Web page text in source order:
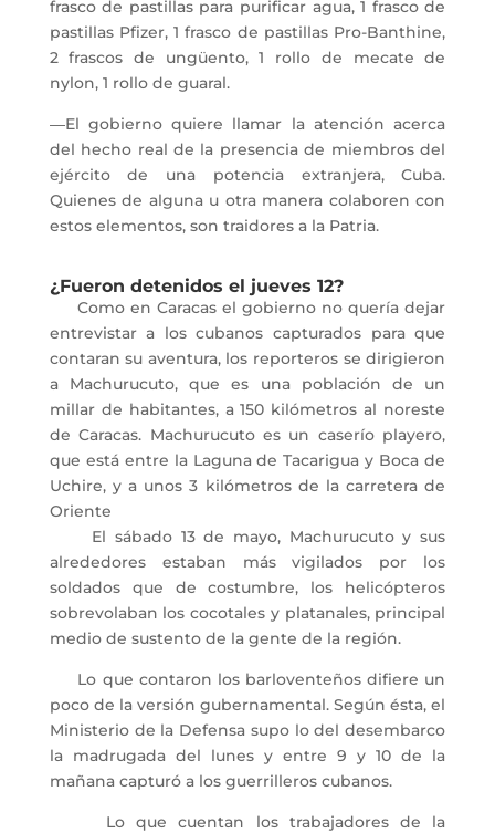
frasco de pastillas para purificar agua, 1 frasco de
pastillas Pfizer, 1 frasco de pastillas Pro-Banthine,
2 frascos de ungüento, 1 rollo de mecate de
nylon, 1 rollo de guaral.
―El gobierno quiere llamar la atención acerca
del hecho real de la presencia de miembros del
ejército de una potencia extranjera, Cuba.
Quienes de alguna u otra manera colaboren con
estos elementos, son traidores a la Patria.
¿Fueron detenidos el jueves 12?
Como en Caracas el gobierno no quería dejar
entrevistar a los cubanos capturados para que
contaran su aventura, los reporteros se dirigieron
a Machurucuto, que es una población de un
millar de habitantes, a 150 kilómetros al noreste
de Caracas. Machurucuto es un caserío playero,
que está entre la Laguna de Tacarigua y Boca de
Uchire, y a unos 3 kilómetros de la carretera de
Oriente
El sábado 13 de mayo, Machurucuto y sus
alrededores estaban más vigilados por los
soldados que de costumbre, los helicópteros
sobrevolaban los cocotales y platanales, principal
medio de sustento de la gente de la región.
Lo que contaron los barloventeños difiere un
poco de la versión gubernamental. Según ésta, el
Ministerio de la Defensa supo lo del desembarco
la madrugada del lunes y entre 9 y 10 de la
mañana capturó a los guerrilleros cubanos.
Lo que cuentan los trabajadores de la